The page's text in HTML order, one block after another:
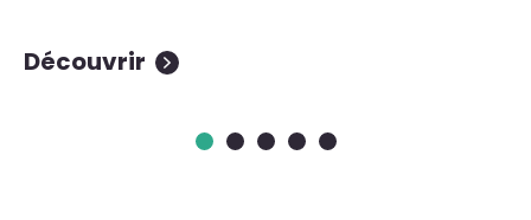
Découvrir